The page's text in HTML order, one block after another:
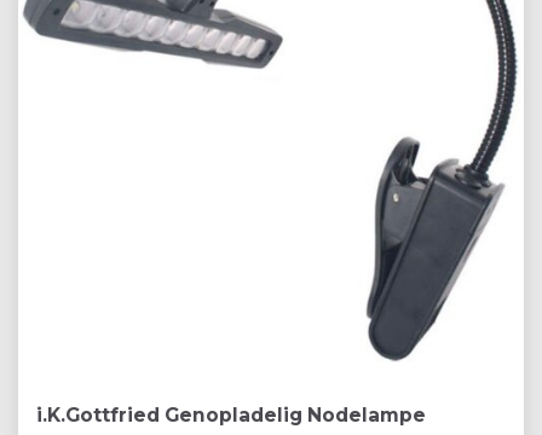
i.K.Gottfried Genopladelig Nodelampe